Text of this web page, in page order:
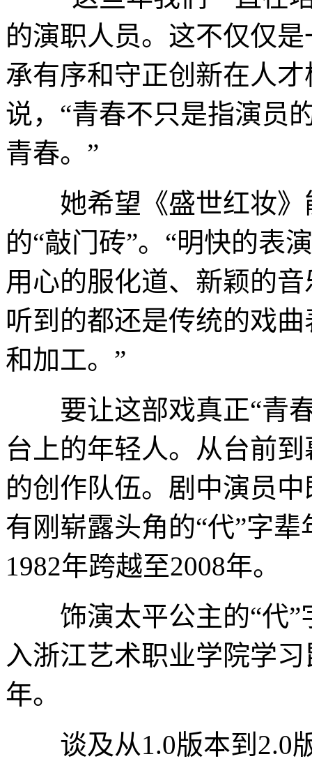
的演职人员。这不仅仅
承有序和守正创新在人
说，“青春不只是指演员
青春。”
她希望《盛世红妆》
的“敲门砖”。“明快的表
用心的服化道、新颖的
听到的都还是传统的戏
和加工。”
要让这部戏真正“青春
台上的年轻人。从台前
的创作队伍。剧中演员
有刚崭露头角的“代”字
1982年跨越至2008年。
饰演太平公主的“代”
入浙江艺术职业学院学
年。
谈及从1.0版本到2.0版